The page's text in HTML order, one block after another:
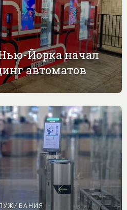
Йорка начал
автоматов